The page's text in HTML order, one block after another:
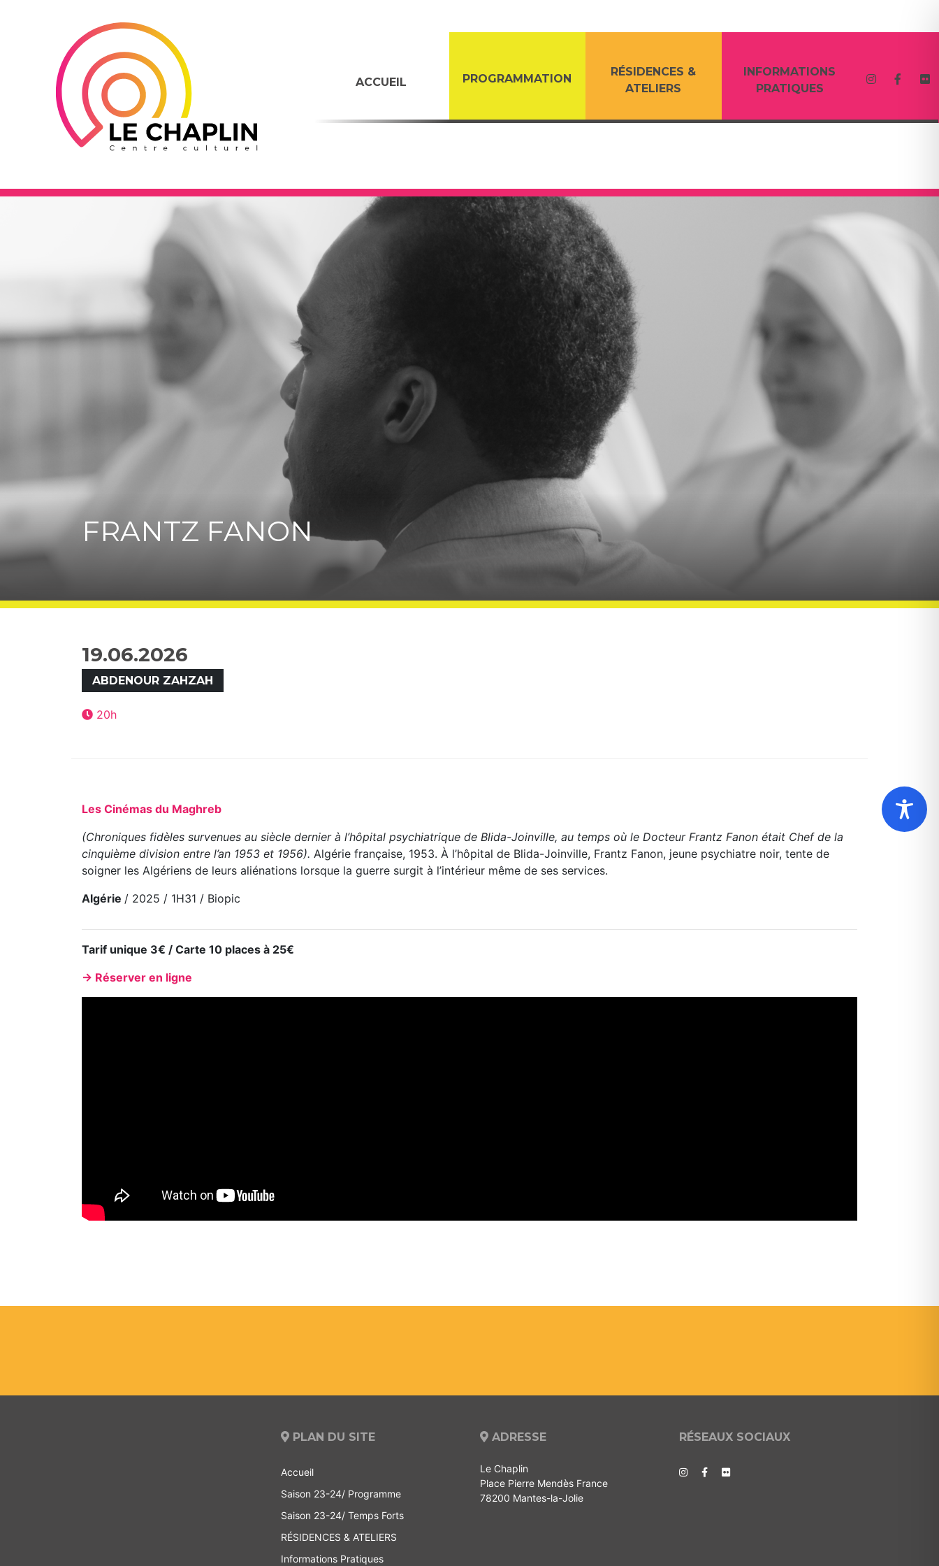
ACCUEIL PROGRAMMATION
RÉSIDENCES &
ATELIERS
INFORMATIONS
PRATIQUES
FRANTZ FANON
19.06.2026
ABDENOUR ZAHZAH
20h
Les Cinémas du Maghreb
(Chroniques fidèles survenues au siècle dernier à l’hôpital psychiatrique de Blida-Joinville, au temps où le Docteur Frantz Fanon était Chef de la
cinquième division entre l’an 1953 et 1956). Algérie française, 1953. À l’hôpital de Blida-Joinville, Frantz Fanon, jeune psychiatre noir, tente de
soigner les Algériens de leurs aliénations lorsque la guerre surgit à l’intérieur même de ses services.
Algérie / 2025 / 1H31 / Biopic
Tarif unique 3€ / Carte 10 places à 25€
→ Réserver en ligne
PLAN DU SITE
Accueil
Saison 23-24/ Programme
Saison 23-24/ Temps Forts
RÉSIDENCES & ATELIERS
Informations Pratiques
ADRESSE
Le Chaplin
Place Pierre Mendès France
78200 Mantes-la-Jolie
RÉSEAUX SOCIAUX